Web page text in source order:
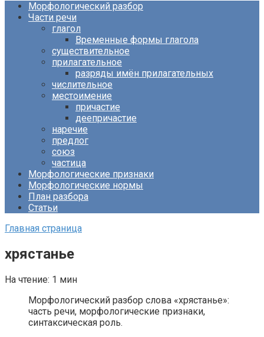
Морфологический разбор
Части речи
глагол
Временные формы глагола
существительное
прилагательное
разряды имён прилагательных
числительное
местоимение
причастие
деепричастие
наречие
предлог
союз
частица
Морфологические признаки
Морфологические нормы
План разбора
Статьи
Главная страница
хрястанье
На чтение: 1 мин
Морфологический разбор слова «хрястанье»:
часть речи, морфологические признаки,
синтаксическая роль.